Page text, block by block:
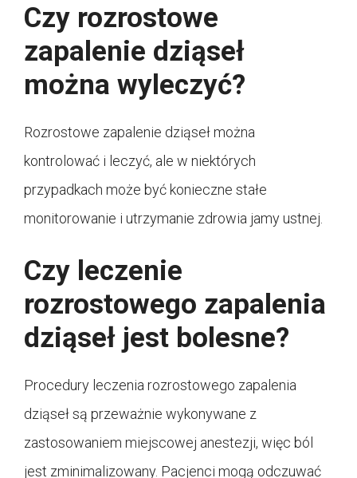
Czy rozrostowe
zapalenie dziąseł
można wyleczyć?
Rozrostowe zapalenie dziąseł można
kontrolować i leczyć, ale w niektórych
przypadkach może być konieczne stałe
monitorowanie i utrzymanie zdrowia jamy ustnej.
Czy leczenie
rozrostowego zapalenia
dziąseł jest bolesne?
Procedury leczenia rozrostowego zapalenia
dziąseł są przeważnie wykonywane z
zastosowaniem miejscowej anestezji, więc ból
jest zminimalizowany. Pacjenci mogą odczuwać